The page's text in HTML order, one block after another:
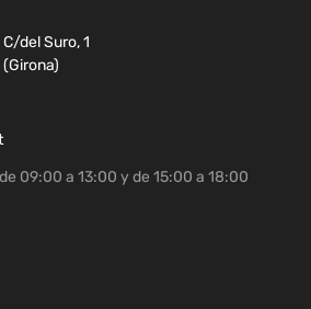
del Suro, 1
09:00 a 13:00 y de 15:00 a 18:00